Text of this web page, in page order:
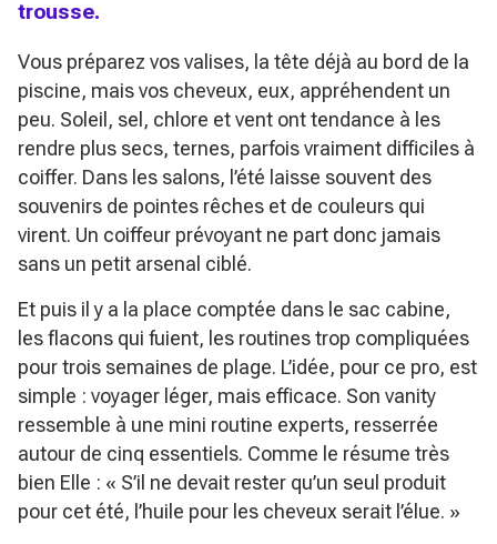
trousse.
Vous préparez vos valises, la tête déjà au bord de la
piscine, mais vos cheveux, eux, appréhendent un
peu. Soleil, sel, chlore et vent ont tendance à les
rendre plus secs, ternes, parfois vraiment difficiles à
coiffer. Dans les salons, l’été laisse souvent des
souvenirs de pointes rêches et de couleurs qui
virent. Un coiffeur prévoyant ne part donc jamais
sans un petit arsenal ciblé.
Et puis il y a la place comptée dans le sac cabine,
les flacons qui fuient, les routines trop compliquées
pour trois semaines de plage. L’idée, pour ce pro, est
simple : voyager léger, mais efficace. Son vanity
ressemble à une mini routine experts, resserrée
autour de cinq essentiels. Comme le résume très
bien Elle : « S’il ne devait rester qu’un seul produit
pour cet été, l’huile pour les cheveux serait l’élue. »